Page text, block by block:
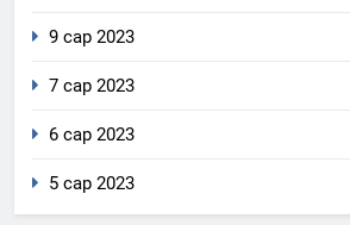
9 сар 2023
7 сар 2023
6 сар 2023
5 сар 2023